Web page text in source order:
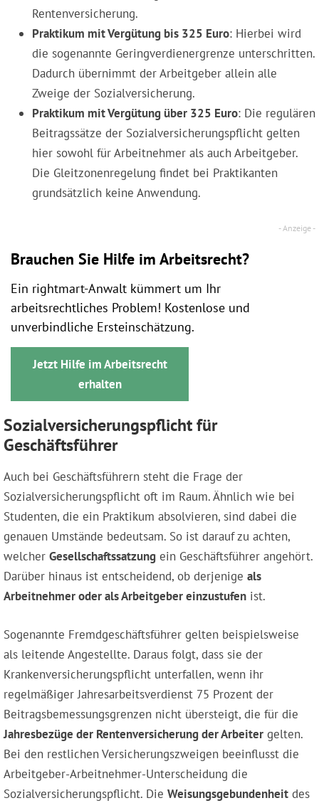
Rentenversicherung.
Praktikum mit Vergütung bis 325 Euro: Hierbei wird
die sogenannte Geringverdienergrenze unterschritten.
Dadurch übernimmt der Arbeitgeber allein alle
Zweige der Sozialversicherung.
Praktikum mit Vergütung über 325 Euro: Die regulären
Beitragssätze der Sozialversicherungspflicht gelten
hier sowohl für Arbeitnehmer als auch Arbeitgeber.
Die Gleitzonenregelung findet bei Praktikanten
grundsätzlich keine Anwendung.
Brauchen Sie Hilfe im Arbeitsrecht?
Ein rightmart-Anwalt kümmert um Ihr
arbeitsrechtliches Problem! Kostenlose und
unverbindliche Ersteinschätzung.
Jetzt Hilfe im Arbeitsrecht
erhalten
Sozialversicherungspflicht für
Geschäftsführer
Auch bei Geschäftsführern steht die Frage der
Sozialversicherungspflicht oft im Raum. Ähnlich wie bei
Studenten, die ein Praktikum absolvieren, sind dabei die
genauen Umstände bedeutsam. So ist darauf zu achten,
welcher Gesellschaftssatzung ein Geschäftsführer angehört.
Darüber hinaus ist entscheidend, ob derjenige als
Arbeitnehmer oder als Arbeitgeber einzustufen ist.
Sogenannte Fremdgeschäftsführer gelten beispielsweise
als leitende Angestellte. Daraus folgt, dass sie der
Krankenversicherungspflicht unterfallen, wenn ihr
regelmäßiger Jahresarbeitsverdienst 75 Prozent der
Beitragsbemessungsgrenzen nicht übersteigt, die für die
Jahresbezüge der Rentenversicherung der Arbeiter gelten.
Bei den restlichen Versicherungszweigen beeinflusst die
Arbeitgeber-Arbeitnehmer-Unterscheidung die
Sozialversicherungspflicht. Die Weisungsgebundenheit des